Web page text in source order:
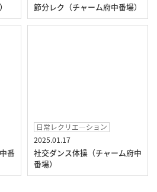
節分レク（チャーム府中番場）
番
日常レクリエ―ション
2025.01.17
社交ダンス体操（チャーム府中
番場）